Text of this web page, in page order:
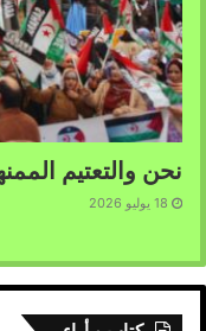
نحن والتعتيم
18 يوليو 2026